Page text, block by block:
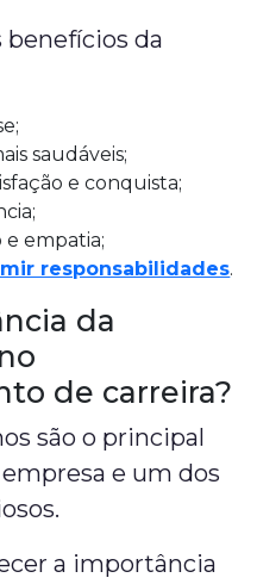
benefícios da
saudáveis;
e conquista;
empatia;
responsabilidades.
da
de carreira?
são o principal
e um dos
a importância